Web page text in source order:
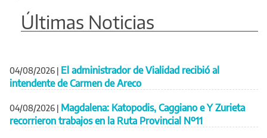
Últimas Noticias
04/08/2026 | El administrador de Vialidad recibió al
intendente de Carmen de Areco
04/08/2026 | Magdalena: Katopodis, Caggiano e Y Zurieta
recorrieron trabajos en la Ruta Provincial Nº11